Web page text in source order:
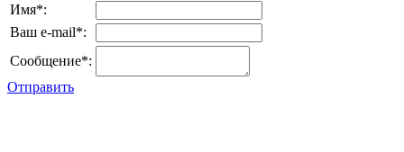
Имя*:
Ваш e-mail*:
Сообщение*:
Отправить